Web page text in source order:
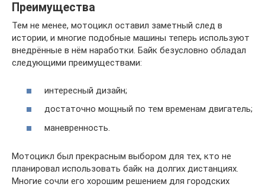
Преимущества
Тем не менее, мотоцикл оставил заметный след в
истории, и многие подобные машины теперь используют
внедрённые в нём наработки. Байк безусловно обладал
следующими преимуществами:
интересный дизайн;
достаточно мощный по тем временам двигатель;
маневренность.
Мотоцикл был прекрасным выбором для тех, кто не
планировал использовать байк на долгих дистанциях.
Многие сочли его хорошим решением для городских